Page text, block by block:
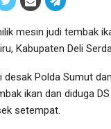
mesin judi tembak
Kabupaten Deli
Polda Sumut
ikan dan diduga
setempat.